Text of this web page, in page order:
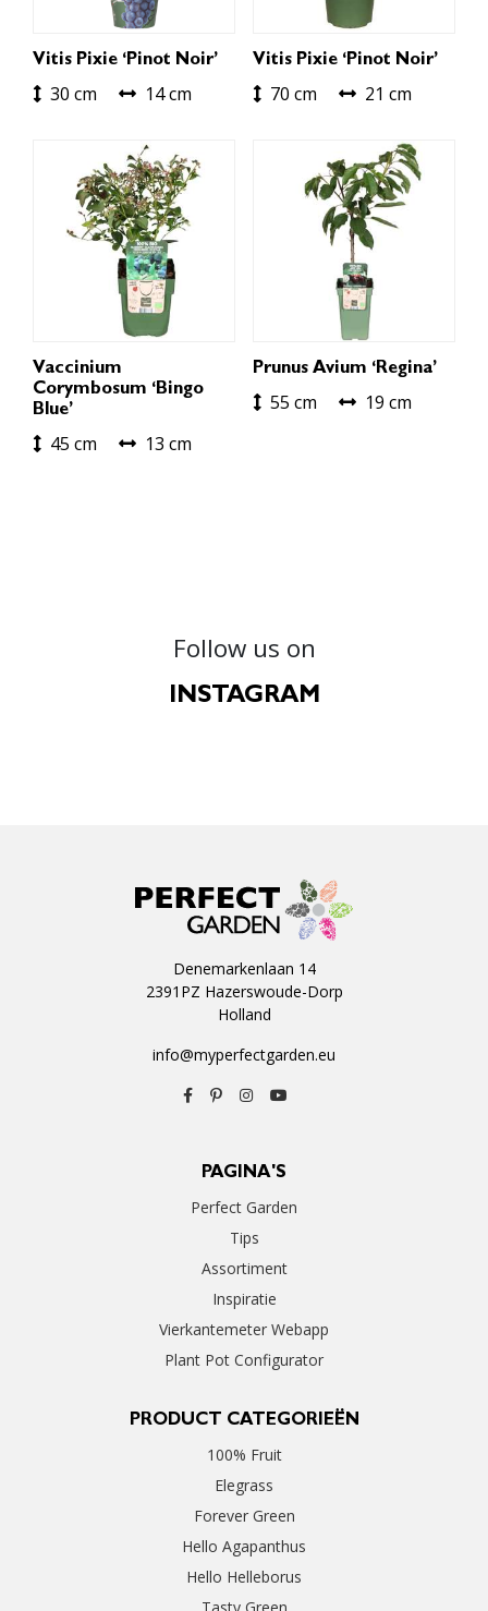
Vitis Pixie ‘Pinot Noir’
30 cm 14 cm
Vitis Pixie ‘Pinot Noir’
70 cm 21 cm
Vaccinium
Corymbosum ‘Bingo
Blue’
45 cm 13 cm
Prunus Avium ‘Regina’
55 cm 19 cm
Follow us on
INSTAGRAM
Denemarkenlaan 14
2391PZ Hazerswoude-Dorp
Holland
info@myperfectgarden.eu
PAGINA'S
Perfect Garden
Tips
Assortiment
Inspiratie
Vierkantemeter Webapp
Plant Pot Configurator
PRODUCT CATEGORIEËN
100% Fruit
Elegrass
Forever Green
Hello Agapanthus
Hello Helleborus
Tasty Green